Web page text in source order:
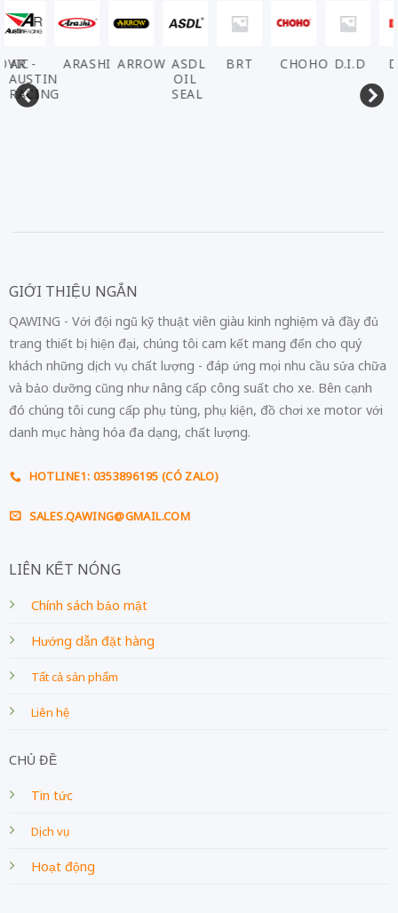
-
ARASHI ARROW ASDL
OIL
SEAL
BRT CHOHO D.I.D
GIỚI THIỆU NGẮN
QAWING - Với đội ngũ kỹ thuật viên giàu kinh nghiệm và đầy đủ
trang thiết bị hiện đại, chúng tôi cam kết mang đến cho quý
khách những dịch vụ chất lượng - đáp ứng mọi nhu cầu sửa chữa
và bảo dưỡng cũng như nâng cấp công suất cho xe. Bên cạnh
đó chúng tôi cung cấp phụ tùng, phụ kiện, đồ chơi xe motor với
danh mục hàng hóa đa dạng, chất lượng.
HOTLINE1: 0353896195 (CÓ ZALO)
SALES.QAWING@GMAIL.COM
LIÊN KẾT NÓNG
Chính sách bảo mật
Hướng dẫn đặt hàng
Tất cả sản phẩm
Liên hệ
CHỦ ĐỀ
Tin tức
Dịch vụ
Hoạt động